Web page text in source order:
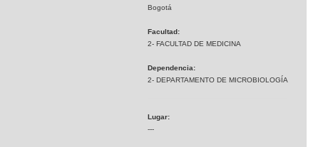
Bogotá
Facultad:
2- FACULTAD DE MEDICINA
Dependencia:
2- DEPARTAMENTO DE MICROBIOLOGÍA
Lugar:
---